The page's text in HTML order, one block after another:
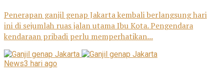
Penerapan ganjil genap Jakarta kembali berlangsung hari
ini di sejumlah ruas jalan utama Ibu Kota. Pengendara
kendaraan pribadi perlu memperhatikan...
News3 hari ago